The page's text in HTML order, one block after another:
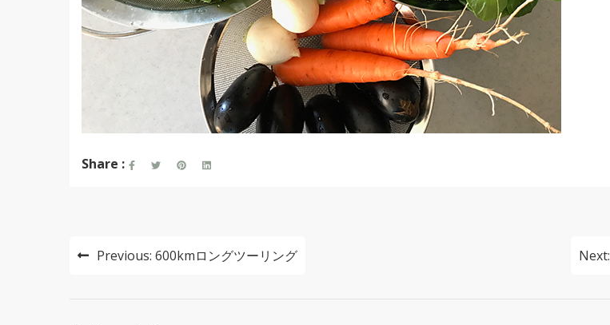
Share :
投 Previous: 600kmロングツーリング Next: